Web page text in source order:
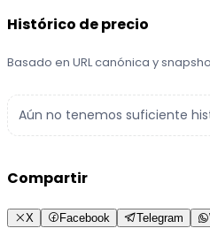
Histórico de precio
Basado en URL canónica y
Aún no tenemos suficiente
Compartir
X Facebook Telegram